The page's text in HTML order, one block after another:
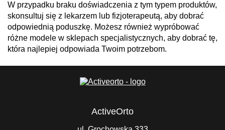
W przypadku braku doświadczenia z tym typem produktów,
skonsultuj się z lekarzem lub fizjoterapeutą, aby dobrać
odpowiednią poduszkę. Możesz również wypróbować
różne modele w sklepach specjalistycznych, aby dobrać tę,
która najlepiej odpowiada Twoim potrzebom.
ActiveOrto